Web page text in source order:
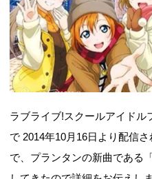
ラブライブ!スクールアイドル
で 2014年10月16日より配信
で、プランタンの新曲である